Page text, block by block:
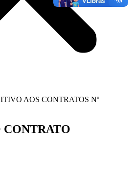
AOS CONTRATOS Nº
CONTRATO​